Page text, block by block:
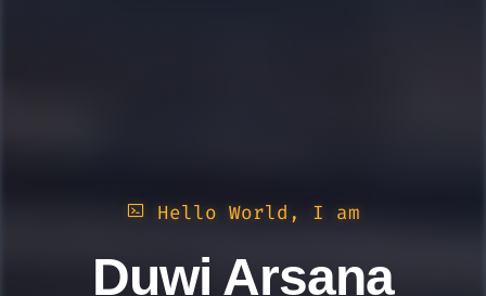
Hello World, I am
Duwi Arsana